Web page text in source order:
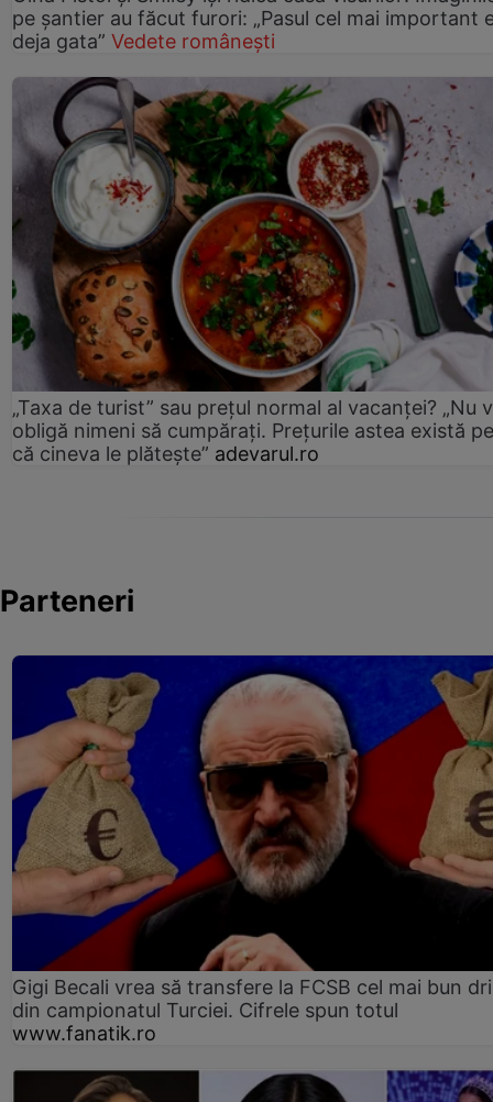
pe șantier au făcut furori: „Pasul cel mai important
deja gata” Vedete românești
„Taxa de turist” sau prețul normal al vacanței? „Nu
obligă nimeni să cumpărați. Prețurile astea există
că cineva le plătește” adevarul.ro
Parteneri
Gigi Becali vrea să transfere la FCSB cel mai bun
din campionatul Turciei. Cifrele spun totul
www.fanatik.ro